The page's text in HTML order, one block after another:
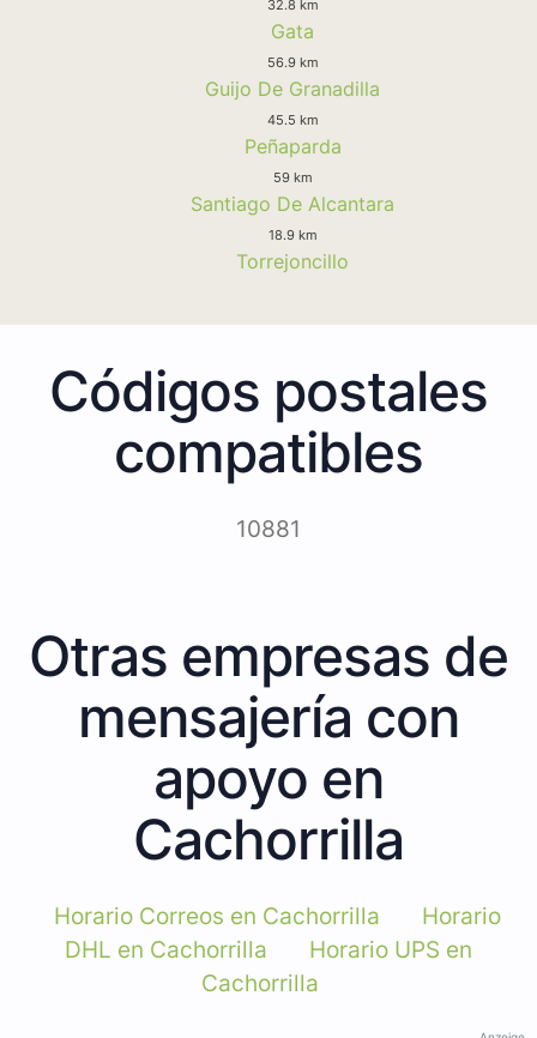
32.8 km
Gata
56.9 km
Guijo De Granadilla
45.5 km
Peñaparda
59 km
Santiago De Alcantara
18.9 km
Torrejoncillo
Códigos postales
compatibles
10881
Otras empresas de
mensajería con
apoyo en
Cachorrilla
Horario Correos en Cachorrilla
Horario
DHL en Cachorrilla
Horario UPS en
Cachorrilla